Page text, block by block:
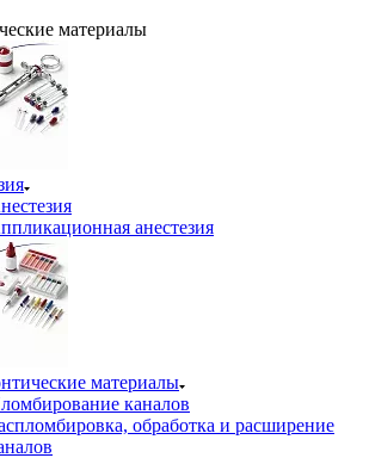
материалы
анестезия
материалы
каналов
обработка и расширение